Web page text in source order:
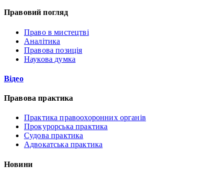
Правовий погляд
Право в мистецтві
Аналітика
Правова позиція
Наукова думка
Відео
Правова практика
Практика правоохоронних органів
Прокурорська практика
Судова практика
Адвокатська практика
Новини